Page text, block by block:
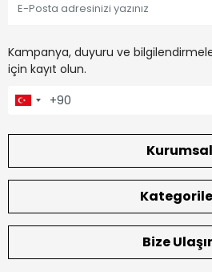
Kampanya, duyuru ve
için kayıt olun.
Kurumsal
Bize